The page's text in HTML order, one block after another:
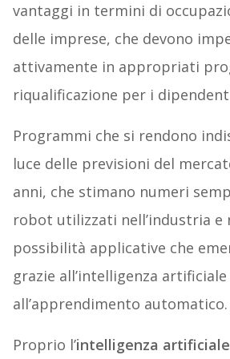
vantaggi in termini di
delle imprese, che devono
attivamente in appropriati
riqualificazione per i
Programmi che si rendono
luce delle previsioni del
anni, che stimano numeri
robot utilizzati nell’industria e
possibilità applicative che
grazie all’intelligenza artificiale
all’apprendimento automatico.
Proprio l’intelligenza artificiale